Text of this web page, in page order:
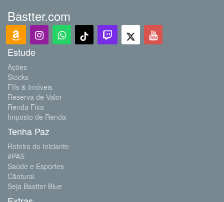
Bastter.com
Estude
Ações
Stocks
FIIs & Imóveis
Reserva de Valor
Renda Fixa
Imposto de Renda
Tenha Paz
Roteiro do Iniciante
#PAS
Saúde e Esportes
Cãotural
Seja Bastter Blue